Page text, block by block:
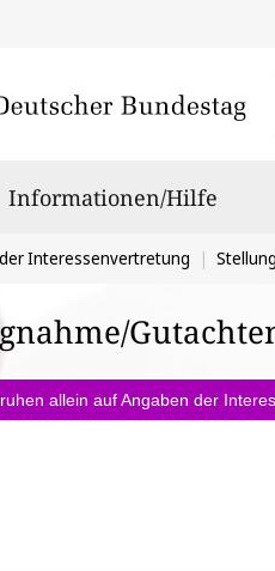
Informationen/Hilfe
Interessenvertretung
allein auf Angaben der